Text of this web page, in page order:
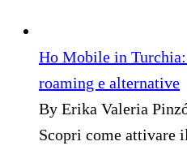
Ho Mobile in
roaming e alternative
By Erika Valeria
Scopri come attivare